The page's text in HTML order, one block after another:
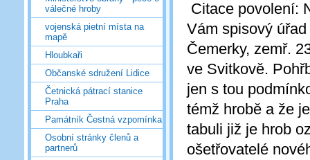
válečné hroby
vojenská pietní místa na
mapě
Hloubkaři
Občanské sdružení Lidice
Četnická pátrací stanice
Praha
Památník Čestná vzpomínka
Osobní stránky členů a
partnerů
Citace povolení:
Vám spisový
Čemerky, zemř.
ve Svitkově.
jen s tou
témž hrobě a že
tabuli již je hrob
ošetřovatelé